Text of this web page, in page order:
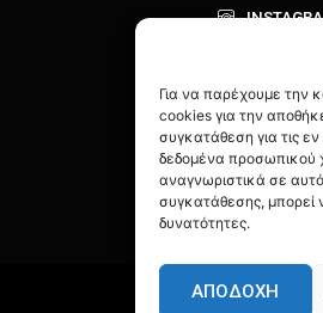
Για να παρέχουμε την
cookies για την
συγκατάθεση για τις
δεδομένα προσωπικού
αναγνωριστικά σε
συγκατάθεσης, μπορεί
δυνατότητες.
ΑΠΟΔΟΧΉ